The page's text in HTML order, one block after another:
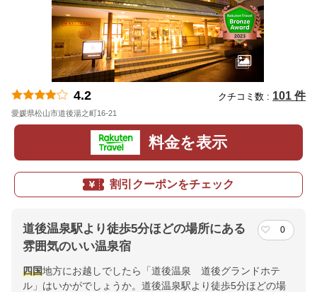
4.2 クチコミ数 : 101 件
愛媛県松山市道後湯之町16-21
料金を表示
割引クーポンをチェック
道後温泉駅より徒歩5分ほどの場所にある
雰囲気のいい温泉宿
0
四国地方にお越しでしたら「道後温泉 道後グランドホテ
ル」はいかがでしょうか。道後温泉駅より徒歩5分ほどの場